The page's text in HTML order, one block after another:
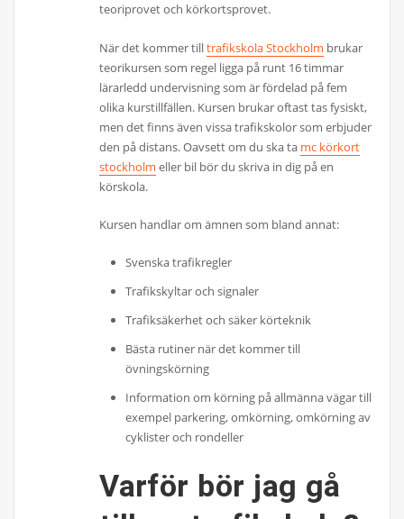
teoriprovet och körkortsprovet.
När det kommer tilltrafikskola Stockholm brukar
teorikursen som regel ligga på runt 16 timmar
lärarledd undervisning som är fördelad på fem
olika kurstillfällen. Kursen brukar oftast tas fysiskt,
men det finns även vissa trafikskolor som erbjuder
den på distans. Oavsett om du ska ta mc körkort
stockholm eller bil bör du skriva in dig på en
körskola.
Kursen handlar om ämnen som bland annat:
Svenska trafikregler
Trafikskyltar och signaler
Trafiksäkerhet och säker körteknik
Bästa rutiner när det kommer till
övningskörning
Information om körning på allmänna vägar till
exempel parkering, omkörning, omkörning av
cyklister och rondeller
Varför bör jag gå